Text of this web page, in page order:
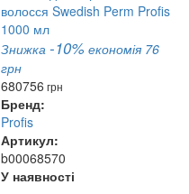
Знижка -10% економія 76
грн
680756 грн
Бренд:
Profis
Артикул:
b00068570
У наявності